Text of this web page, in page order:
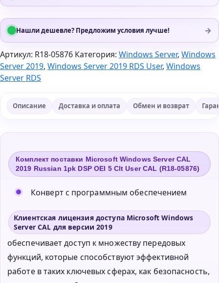
Нашли дешевле? Предложим условия лучше! →
Артикул: R18-05876 Категория: Windows Server, Windows
Server 2019, Windows Server 2019 RDS User, Windows
Server RDS
Описание Доставка и оплата Обмен и возврат
Комплект поставки Microsoft Windows Server CAL
2019 Russian 1pk DSP OEI 5 Clt User CAL (R18-05876)
Конверт с программным обеспечением
Клиентская лицензия доступа Microsoft Windows
Server CAL для версии 2019
обеспечивает доступ к множеству передовых
функций, которые способствуют эффективной
работе в таких ключевых сферах, как безопасность,